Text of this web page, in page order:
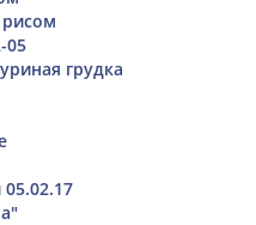
рисом
05
грудка